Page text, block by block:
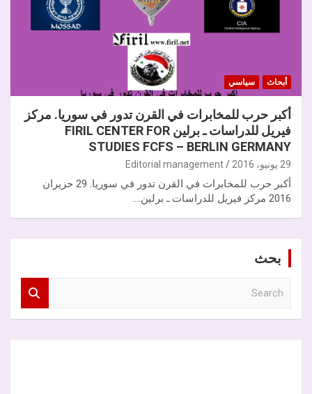
أبحاث سياسي
أكبر حرب للمخابرات في القرن تدور في سوريا. مركز
فيريل للدراسات ـ برلين FIRIL CENTER FOR
STUDIES FCFS – BERLIN GERMANY
29 يونيو، 2016 Editorial management
أكبر حرب للمخابرات في القرن تدور في سوريا. 29 حزيران
2016 مركز فيريل للدراسات ـ برلين.…
بحث